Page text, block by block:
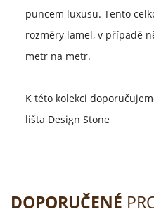
puncem luxusu. Tento
rozměry lamel, v případě
metr na metr.
K této kolekci
lišta Design Stone
DOPORUČENÉ